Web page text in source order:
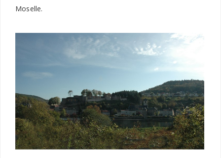
Moselle.